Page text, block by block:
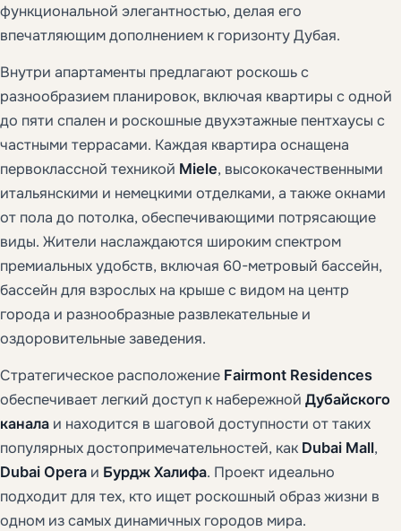
функциональной элегантностью, делая его
впечатляющим дополнением к горизонту Дубая.
Внутри апартаменты предлагают роскошь с
разнообразием планировок, включая квартиры с одной
до пяти спален и роскошные двухэтажные пентхаусы с
частными террасами. Каждая квартира оснащена
первоклассной техникой Miele, высококачественными
итальянскими и немецкими отделками, а также окнами
от пола до потолка, обеспечивающими потрясающие
виды. Жители наслаждаются широким спектром
премиальных удобств, включая 60-метровый бассейн,
бассейн для взрослых на крыше с видом на центр
города и разнообразные развлекательные и
оздоровительные заведения.
Стратегическое расположение Fairmont Residences
обеспечивает легкий доступ к набережной Дубайского
канала и находится в шаговой доступности от таких
популярных достопримечательностей, как Dubai Mall,
Dubai Opera и Бурдж Халифа. Проект идеально
подходит для тех, кто ищет роскошный образ жизни в
одном из самых динамичных городов мира.